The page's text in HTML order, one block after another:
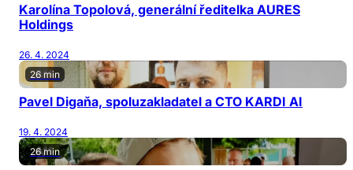
Karolína Topolová, generální ředitelka AURES
Holdings
26. 4. 2024
26 min
Pavel Digaňa, spoluzakladatel a CTO KARDI AI
19. 4. 2024
26 min